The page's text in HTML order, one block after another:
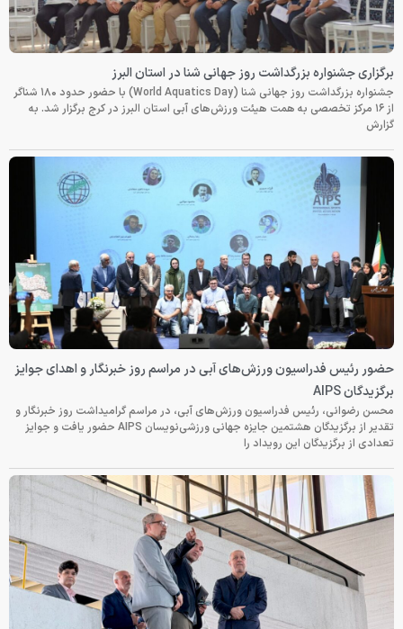
برگزاری جشنواره بزرگداشت روز جهانی شنا در استان البرز
جشنواره بزرگداشت روز جهانی شنا (World Aquatics Day) با حضور حدود ۱۸۰ شناگر
از ۱۶ مرکز تخصصی به همت هیئت ورزش‌های آبی استان البرز در کرج برگزار شد. به
گزارش
حضور رئیس فدراسیون ورزش‌های آبی در مراسم روز خبرنگار و اهدای جوایز
برگزیدگان AIPS
محسن رضوانی، رئیس فدراسیون ورزش‌های آبی، در مراسم گرامیداشت روز خبرنگار و
تقدیر از برگزیدگان هشتمین جایزه جهانی ورزشی‌نویسان AIPS حضور یافت و جوایز
تعدادی از برگزیدگان این رویداد را